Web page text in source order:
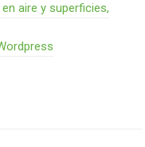
aire y superficies,